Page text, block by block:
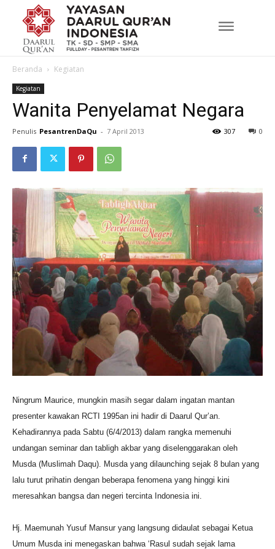
Beranda Kegiatan
Kegiatan
Wanita Penyelamat Negara
Penulis PesantrenDaQu - 7 April 2013 0
307
Ningrum Maurice, mungkin masih segar dalam ingatan mantan
presenter kawakan RCTI 1995an ini hadir di Daarul Qur’an.
Kehadirannya pada Sabtu (6/4/2013) dalam rangka memenuhi
undangan seminar dan tabligh akbar yang diselenggarakan oleh
Musda (Muslimah Daqu). Musda yang dilaunching sejak 8 bulan yang
lalu turut prihatin dengan beberapa fenomena yang hinggi kini
meresahkan bangsa dan negeri tercinta Indonesia ini.
Hj. Maemunah Yusuf Mansur yang langsung didaulat sebagai Ketua
Umum Musda ini menegaskan bahwa ‘Rasul sudah sejak lama